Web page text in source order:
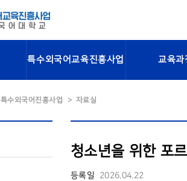
특수외국어교육진흥사업 교육과
특수외국어진흥사업 자료실
청소년을 위한 포
등록일 2026.04.22